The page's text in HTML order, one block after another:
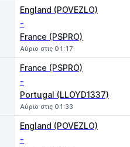
England (POVEZLO)
-
France (PSPRO)
Αύριο στις 01:17
France (PSPRO)
-
Portugal (LLOYD1337)
Αύριο στις 01:33
England (POVEZLO)
-